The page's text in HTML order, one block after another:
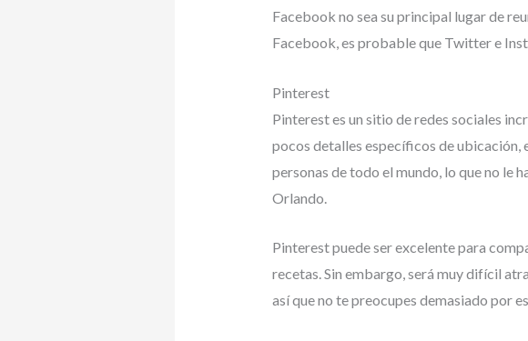
Facebook no sea su principal lugar de
Facebook, es probable que Twitter e
Pinterest
Pinterest es un sitio de redes sociales
pocos detalles específicos de ubicación,
personas de todo el mundo, lo que no le
Orlando.
Pinterest puede ser excelente para
recetas. Sin embargo, será muy difícil
así que no te preocupes demasiado por